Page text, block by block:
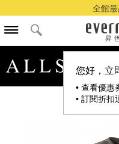
全館
您好，立
• 查看優惠
• 訂閱折扣